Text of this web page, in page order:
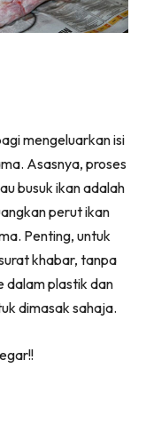
mengeluarkan isi
Asasnya, proses
busuk ikan adalah
perut ikan
Penting, untuk
khabar, tanpa
dalam plastik dan
dimasak sahaja.